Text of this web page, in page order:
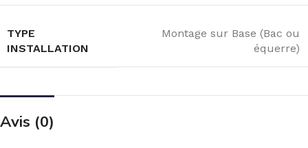
TYPE
INSTALLATION
Montage sur Base (Bac ou
équerre)
Avis (0)